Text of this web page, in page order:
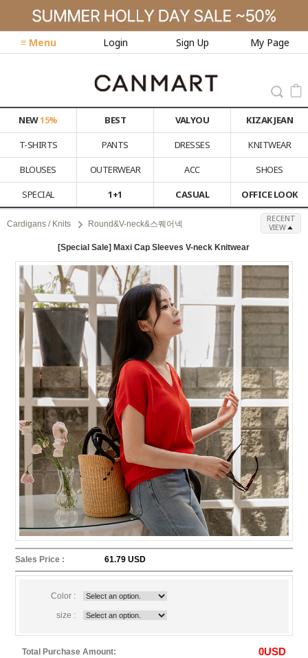
≡ Menu Login Sign Up My Page
NEW15% BEST VALYOU
KIZAK JEAN
T-SHIRTS
PANTS DRESSES
KNITWEAR
BLOUSES
OUTERWEAR ACC
SHOES
SPECIAL
1+1 CASUAL OFFICE LOOK
Cardigans / Knits Round&V-neck&스퀘어넥
RECENT
VIEW
[Special Sale] Maxi Cap Sleeves V-neck Knitwear
Sales Price : 61.79 USD
Color :
size :
Total Purchase Amount: 0USD